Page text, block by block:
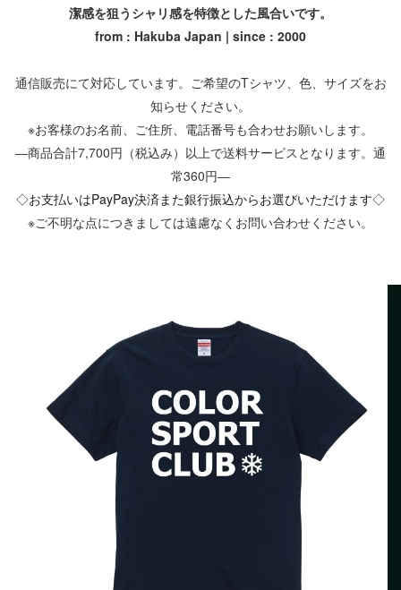
潔感を狙うシャリ感を特徴とした風合いです。
from : Hakuba Japan | since : 2000
通信販売にて対応しています。ご希望のTシャツ、色、サイズをお
知らせください。
※お客様のお名前、ご住所、電話番号も合わせお願いします。
―商品合計7,700円（税込み）以上で送料サービスとなります。通
常360円―
◇お支払いはPayPay決済また銀行振込からお選びいただけます◇
※ご不明な点につきましては遠慮なくお問い合わせください。